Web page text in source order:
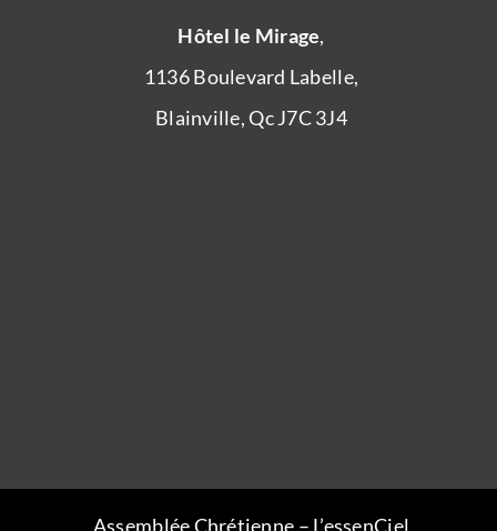
Hôtel le Mirage,
1136 Boulevard Labelle,
Blainville, Qc J7C 3J4
Assemblée Chrétienne – L’essenCiel